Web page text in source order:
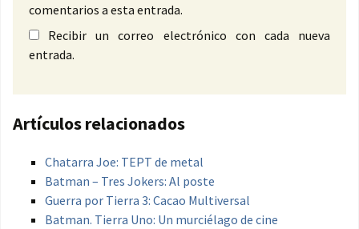
comentarios a esta entrada.
Recibir un correo electrónico con cada nueva
entrada.
Artículos relacionados
Chatarra Joe: TEPT de metal
Batman – Tres Jokers: Al poste
Guerra por Tierra 3: Cacao Multiversal
Batman. Tierra Uno: Un murciélago de cine